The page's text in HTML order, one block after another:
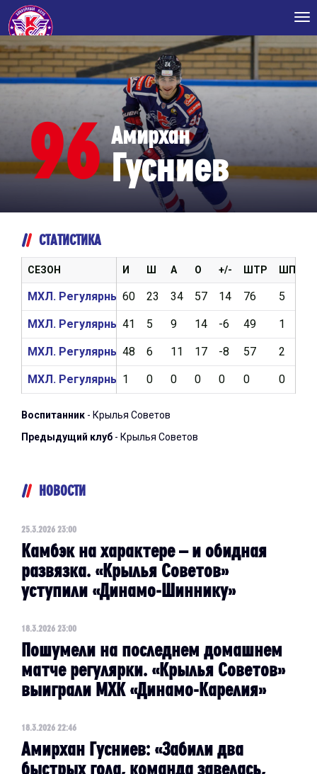
96 Амирхан
Гусниев
СТАТИСТИКА
И Ш А О +/- ШТР ШП
60 23 34 57 14 76 5
41 5 9 14 -6 49 1
48 6 11 17 -8 57 2
1 0 0 0 0 0 0
СЕЗОН
МХЛ. Регулярный чемпионат 2025/2026
МХЛ. Регулярный чемпионат 2024/2025
МХЛ. Регулярный чемпионат 2023/2024
МХЛ. Регулярный чемпионат 2022/2023
Воспитанник - Крылья Советов
Предыдущий клуб - Крылья Советов
НОВОСТИ
25.3.2026 23:00
Камбэк на характере – и обидная
развязка. «Крылья Советов»
уступили «Динамо-Шиннику»
18.3.2026 23:00
Пошумели на последнем домашнем
матче регулярки. «Крылья Советов»
выиграли МХК «Динамо-Карелия»
18.3.2026 22:46
Амирхан Гусниев: «Забили два
быстрых гола, команда завелась,